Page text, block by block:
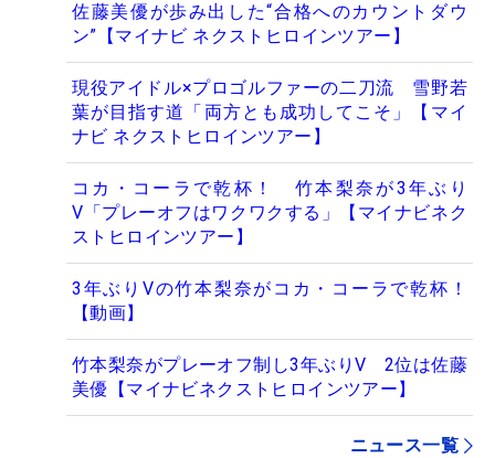
佐藤美優が歩み出した“合格へのカウントダウ
ン”【マイナビ ネクストヒロインツアー】
現役アイドル×プロゴルファーの二刀流 雪野若
葉が目指す道「両方とも成功してこそ」【マイ
ナビ ネクストヒロインツアー】
コカ・コーラで乾杯！ 竹本梨奈が3年ぶり
V「プレーオフはワクワクする」【マイナビネク
ストヒロインツアー】
3年ぶりVの竹本梨奈がコカ・コーラで乾杯！
【動画】
竹本梨奈がプレーオフ制し3年ぶりV 2位は佐藤
美優【マイナビネクストヒロインツアー】
ニュース一覧